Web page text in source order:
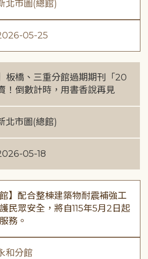
北市圖(總館)
05-25
板橋、三重分館過期期刊「20
！倒數計時，用書香說再見
北市圖(總館)
05-18
館】配合整棟建築物耐震補強工
民眾安全，將自115年5月2日起
務。
和分館